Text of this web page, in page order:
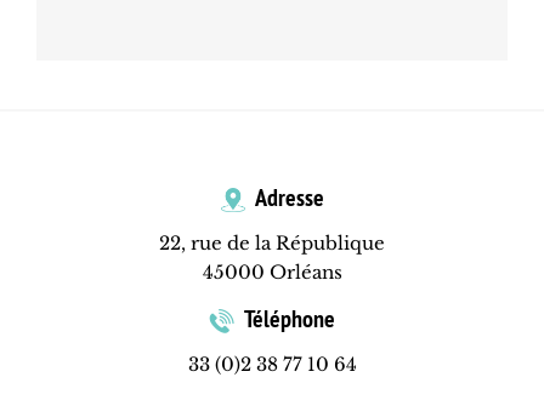
Adresse
22, rue de la République
45000 Orléans
Téléphone
33 (0)2 38 77 10 64